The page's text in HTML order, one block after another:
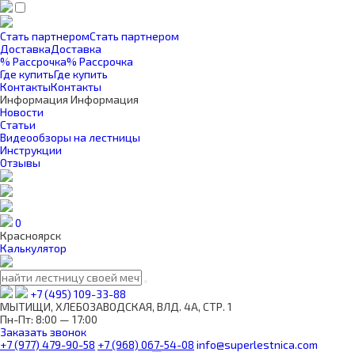
Стать партнеромСтать партнером
ДоставкаДоставка
% Рассрочка% Рассрочка
Где купитьГде купить
КонтактыКонтакты
Информация Информация
Новости
Статьи
Видеообзоры на лестницы
Инструкции
Отзывы
0
Красноярск
Калькулятор
+7 (495) 109-33-88
МЫТИЩИ, ХЛЕБОЗАВОДСКАЯ, ВЛД. 4А, СТР. 1
Пн-Пт: 8:00 — 17:00
Заказать звонок
+7 (977) 479-90-58 +7 (968) 067-54-08 info@superlestnica.com